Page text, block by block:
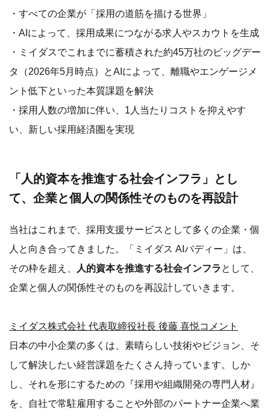
・すべての企業が「採用の道筋を描ける世界」
・AIによって、採用成果につながる求人やスカウトを生成
・ミイダスでこれまでに蓄積された約45万社のビッグデー
タ（2026年5月時点）とAIによって、離職やエンゲージメ
ント低下といった本質課題を解決
・採用人数の増加に伴い、1人当たりコストを抑えやす
い、新しい採用経済圏を実現
「人的資本を推進する社会インフラ」とし
て、企業と個人の関係性そのものを再設計
当社はこれまで、採用支援サービスとして多くの企業・個
人と向き合ってきました。「ミイダス AIバディー」は、
その枠を超え、
人的資本を推進する社会インフラ として、
企業と個人の関係性そのものを再設計していきます。
ミイダス株式会社 代表取締役社長 後藤 喜悦コメント
日本の中小企業の多くは、素晴らしい技術やビジョン、そ
して解決したい経営課題をたくさん持っています。しか
し、それを形にするための『採用や組織開発の専門人材』
を、自社で常駐雇用することや外部のパートナー企業へ業